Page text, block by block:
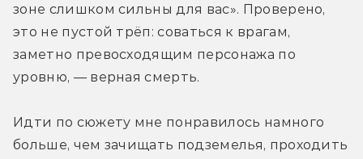
зоне слишком сильны для вас». Проверено,
это не пустой трёп: соваться к врагам,
заметно превосходящим персонажа по
уровню, — верная смерть.
Идти по сюжету мне понравилось намного
больше, чем зачищать подземелья, проходить